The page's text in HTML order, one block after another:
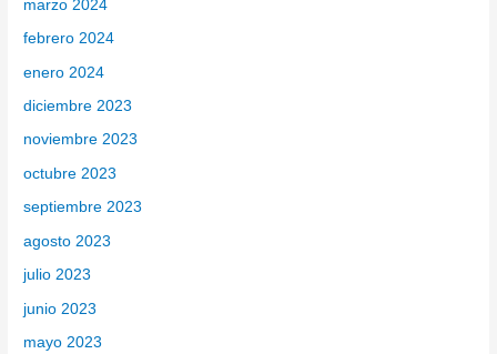
marzo 2024
febrero 2024
enero 2024
diciembre 2023
noviembre 2023
octubre 2023
septiembre 2023
agosto 2023
julio 2023
junio 2023
mayo 2023